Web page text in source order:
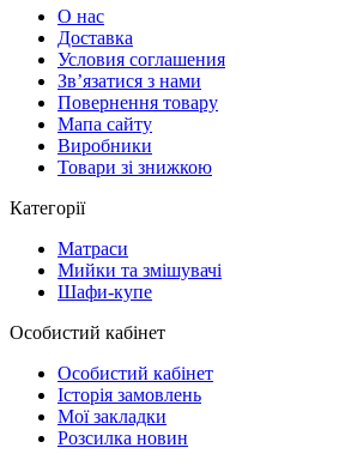
О нас
Доставка
Условия соглашения
Зв’язатися з нами
Повернення товару
Мапа сайту
Виробники
Товари зі знижкою
Категорії
Матраси
Мийки та змішувачі
Шафи-купе
Особистий кабінет
Особистий кабінет
Історія замовлень
Мої закладки
Розсилка новин